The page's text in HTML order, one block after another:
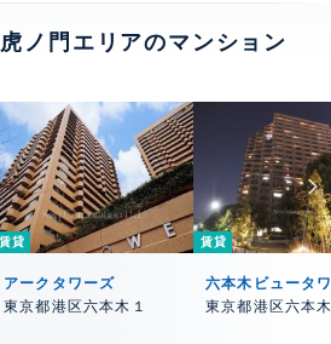
ノ門エリアのマンション
賃貸
アークタワーズ
東京都港区六本木１
賃貸
六本木ビュータ
東京都港区六本